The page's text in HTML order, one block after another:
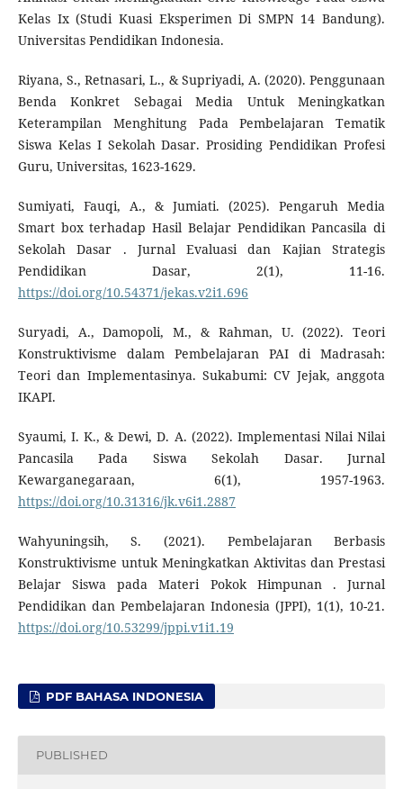
Kelas Ix (Studi Kuasi Eksperimen Di SMPN 14 Bandung).
Universitas Pendidikan Indonesia.
Riyana, S., Retnasari, L., & Supriyadi, A. (2020). Penggunaan
Benda Konkret Sebagai Media Untuk Meningkatkan
Keterampilan Menghitung Pada Pembelajaran Tematik
Siswa Kelas I Sekolah Dasar. Prosiding Pendidikan Profesi
Guru, Universitas, 1623-1629.
Sumiyati, Fauqi, A., & Jumiati. (2025). Pengaruh Media
Smart box terhadap Hasil Belajar Pendidikan Pancasila di
Sekolah Dasar . Jurnal Evaluasi dan Kajian Strategis
Pendidikan Dasar, 2(1), 11-16.
https://doi.org/10.54371/jekas.v2i1.696
Suryadi, A., Damopoli, M., & Rahman, U. (2022). Teori
Konstruktivisme dalam Pembelajaran PAI di Madrasah:
Teori dan Implementasinya. Sukabumi: CV Jejak, anggota
IKAPI.
Syaumi, I. K., & Dewi, D. A. (2022). Implementasi Nilai Nilai
Pancasila Pada Siswa Sekolah Dasar. Jurnal
Kewarganegaraan, 6(1), 1957-1963.
https://doi.org/10.31316/jk.v6i1.2887
Wahyuningsih, S. (2021). Pembelajaran Berbasis
Konstruktivisme untuk Meningkatkan Aktivitas dan Prestasi
Belajar Siswa pada Materi Pokok Himpunan . Jurnal
Pendidikan dan Pembelajaran Indonesia (JPPI), 1(1), 10-21.
https://doi.org/10.53299/jppi.v1i1.19
PDF BAHASA INDONESIA
PUBLISHED